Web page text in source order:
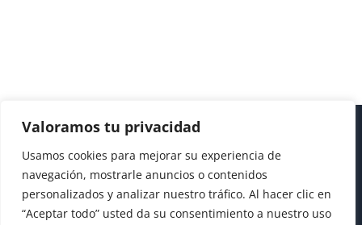
Valoramos tu privacidad
Usamos cookies para mejorar su experiencia de
navegación, mostrarle anuncios o contenidos
personalizados y analizar nuestro tráfico. Al hacer clic en
“Aceptar todo” usted da su consentimiento a nuestro uso